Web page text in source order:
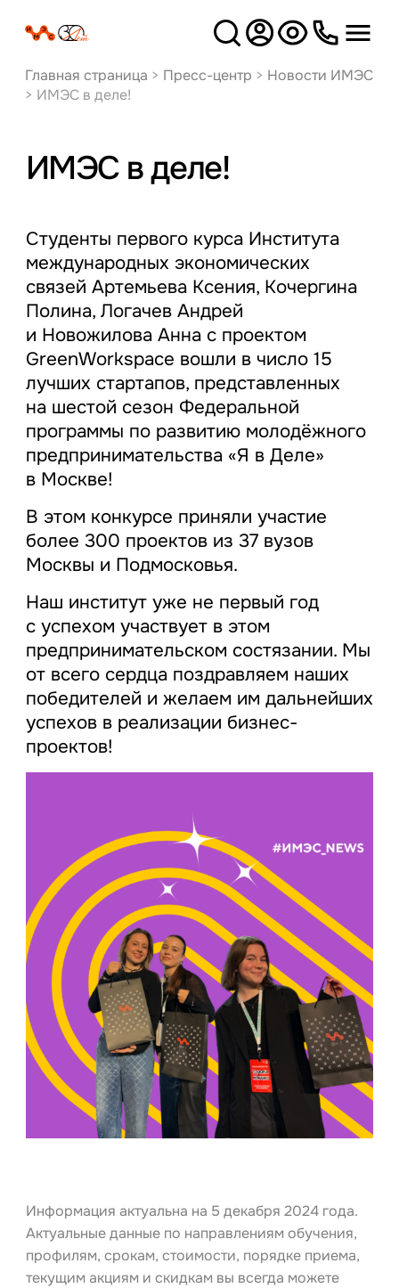
Версия
для слабовидящих
Главная страница > Пресс-центр > Новости ИМЭС
> ИМЭС в деле!
ИМЭС в деле!
Студенты первого курса Института
международных экономических
связей Артемьева Ксения, Кочергина
Полина, Логачев Андрей
и Новожилова Анна с проектом
GreenWorkspace вошли в число 15
лучших стартапов, представленных
на шестой сезон Федеральной
программы по развитию молодёжного
предпринимательства «Я в Деле»
в Москве!
В этом конкурсе приняли участие
более 300 проектов из 37 вузов
Москвы и Подмосковья.
Наш институт уже не первый год
с успехом участвует в этом
предпринимательском состязании. Мы
от всего сердца поздравляем наших
победителей и желаем им дальнейших
успехов в реализации бизнес-
проектов!
Информация актуальна на 5 декабря 2024 года.
Актуальные данные по направлениям обучения,
профилям, срокам, стоимости, порядке приема,
текущим акциям и скидкам вы всегда можете